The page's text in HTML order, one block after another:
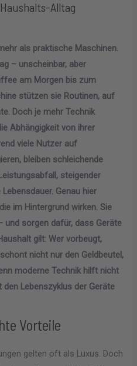
Alltag
als praktische Maschinen.
– unscheinbar, aber
am Morgen bis zum
stützen sie Routinen, auf
Doch je mehr Technik
Abhängigkeit von ihrer
viele Nutzer auf
bleiben schleichende
steigender
Genau hier
im Hintergrund wirken. Sie
und sorgen dafür, dass Geräte
gilt: Wer vorbeugt,
nicht nur den Geldbeutel,
moderne Technik hilft nicht
Lebenszyklus der Geräte
Vorteile
gelten oft als Luxus. Doch